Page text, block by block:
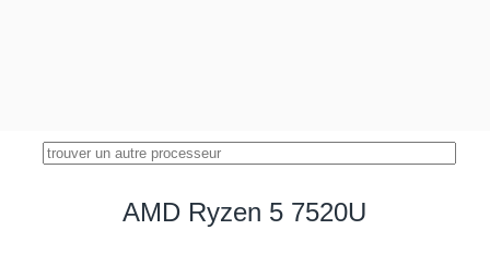
AMD Ryzen 5 7520U